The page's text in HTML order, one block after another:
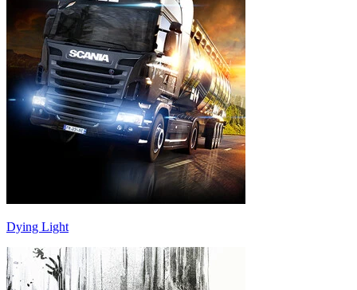
Dying Light